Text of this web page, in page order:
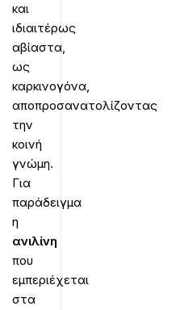
και
ιδιαιτέρως
αβίαστα,
ως
καρκινογόνα,
αποπροσανατολίζοντας
την
κοινή
γνώμη.
Για
παράδειγμα
η
ανιλίνη
που
εμπεριέχεται
στα